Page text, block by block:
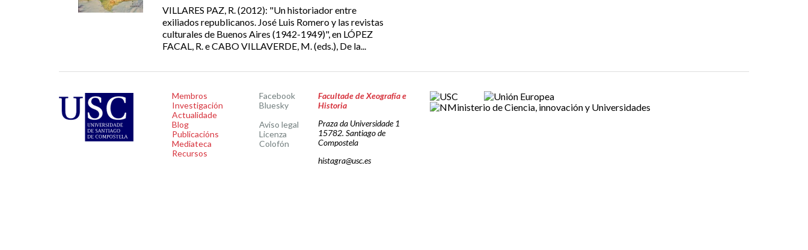
VILLARES PAZ, R. (2012): "Un historiador entre
exiliados republicanos. José Luis Romero y las revistas
culturales de Buenos Aires (1942-1949)", en LÓPEZ
FACAL, R. e CABO VILLAVERDE, M. (eds.), De la...
Membros
Investigación
Actualidade
Blog
Publicacións
Mediateca
Recursos
Facebook
Bluesky
Aviso legal
Licenza
Colofón
Facultade de Xeografía e
Historia
Praza da Universidade 1
15782. Santiago de
Compostela
histagra@usc.es